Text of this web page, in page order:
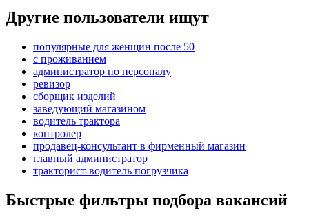
Другие пользователи ищут
популярные для женщин после 50
с проживанием
администратор по персоналу
ревизор
сборщик изделий
заведующий магазином
водитель трактора
контролер
продавец-консультант в фирменный магазин
главный администратор
тракторист-водитель погрузчика
Быстрые фильтры подбора вакансий